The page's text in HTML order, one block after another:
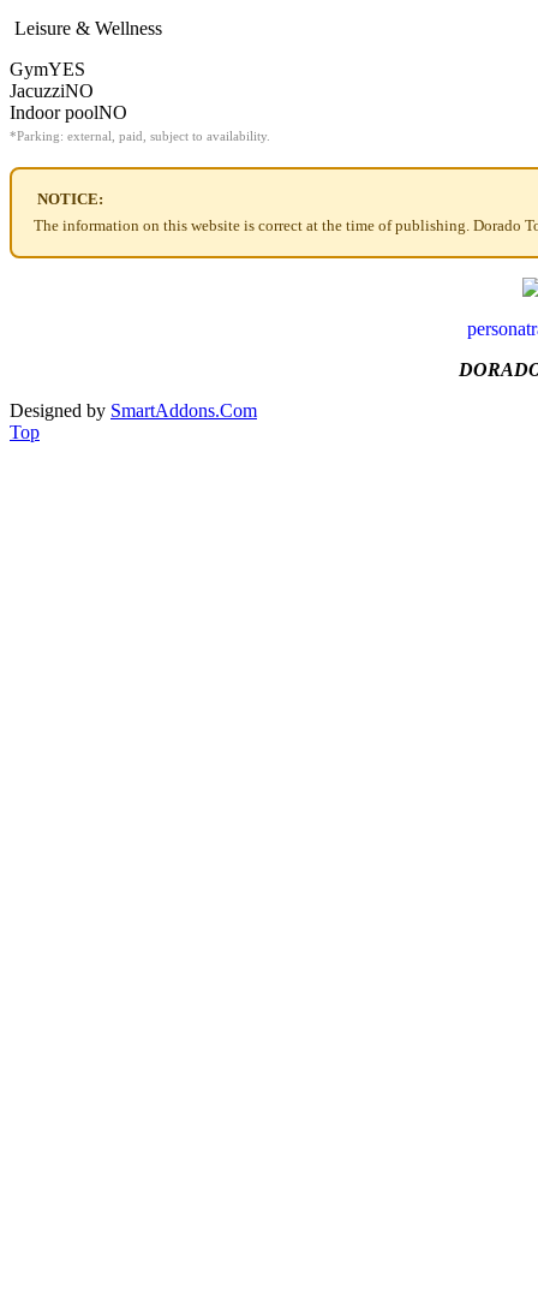
Leisure & Wellness
GymYES
JacuzziNO
Indoor poolNO
*Parking: external, paid, subject to availability.
NOTICE:
The information on this website is correct at the time of publishing. Dorado
Designed by SmartAddons.Com
Top